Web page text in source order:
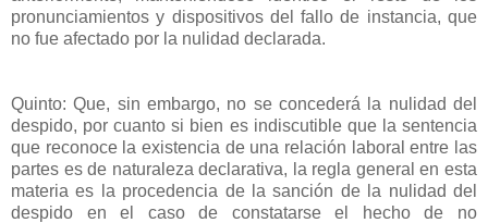
pronunciamientos y dispositivos del fallo de instancia, que
no fue afectado por la nulidad declarada.
Quinto: Que, sin embargo, no se concederá la nulidad del
despido, por cuanto si bien es indiscutible que la sentencia
que reconoce la existencia de una relación laboral entre las
partes es de naturaleza declarativa, la regla general en esta
materia es la procedencia de la sanción de la nulidad del
despido en el caso de constatarse el hecho de no